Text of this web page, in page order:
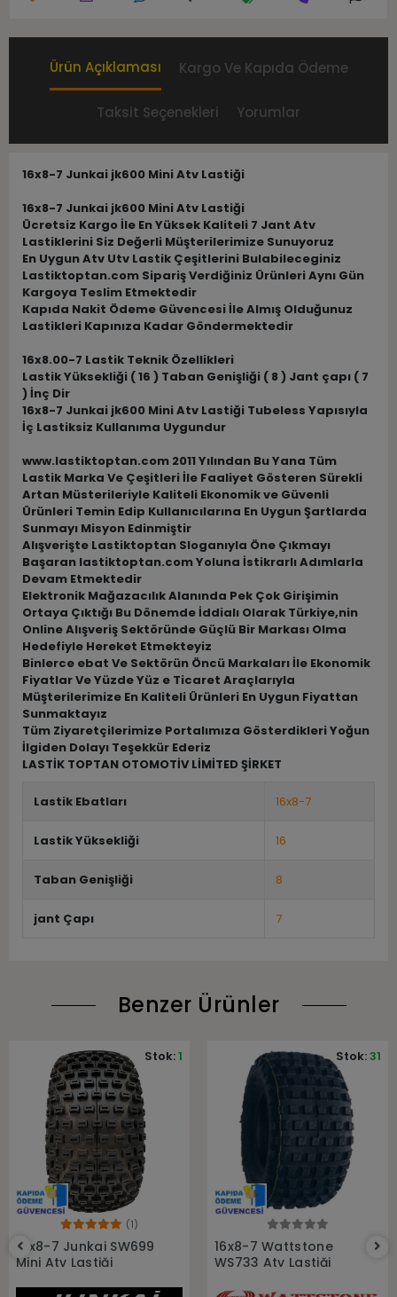
Ürün Açıklaması Kargo Ve Kapıda Ödeme
Taksit Seçenekleri Yorumlar
16x8-7 Junkai jk600 Mini Atv Lastiği
16x8-7 Junkai jk600 Mini Atv Lastiği
Ücretsiz Kargo İle En Yüksek Kaliteli 7 Jant Atv
Lastiklerini Siz Değerli Müşterilerimize Sunuyoruz
En Uygun Atv Utv Lastik Çeşitlerini Bulabileceginiz
Lastiktoptan.com Sipariş Verdiğiniz Ürünleri Aynı Gün
Kargoya Teslim Etmektedir
Kapıda Nakit Ödeme Güvencesi İle Almış Olduğunuz
Lastikleri Kapınıza Kadar Göndermektedir
16x8.00-7 Lastik Teknik Özellikleri
Lastik Yüksekliği ( 16 ) Taban Genişliği ( 8 ) Jant çapı ( 7
) İnç Dir
16x8-7 Junkai jk600 Mini Atv Lastiği Tubeless Yapısıyla
İç Lastiksiz Kullanıma Uygundur
www.lastiktoptan.com 2011 Yılından Bu Yana Tüm
Lastik Marka Ve Çeşitleri İle Faaliyet Gösteren Sürekli
Artan Müsterileriyle Kaliteli Ekonomik ve Güvenli
Ürünleri Temin Edip Kullanıcılarına En Uygun Şartlarda
Sunmayı Misyon Edinmiştir
Alışverişte Lastiktoptan Sloganıyla Öne Çıkmayı
Başaran lastiktoptan.com Yoluna İstikrarlı Adımlarla
Devam Etmektedir
Elektronik Mağazacılık Alanında Pek Çok Girişimin
Ortaya Çıktığı Bu Dönemde İddialı Olarak Türkiye,nin
Online Alışveriş Sektöründe Güçlü Bir Markası Olma
Hedefiyle Hereket Etmekteyiz
Binlerce ebat Ve Sektörün Öncü Markaları İle Ekonomik
Fiyatlar Ve Yüzde Yüz e Ticaret Araçlarıyla
Müşterilerimize En Kaliteli Ürünleri En Uygun Fiyattan
Sunmaktayız
Tüm Ziyaretçilerimize Portalımıza Gösterdikleri Yoğun
İlgiden Dolayı Teşekkür Ederiz
LASTİK TOPTAN OTOMOTİV LİMİTED ŞİRKET
Lastik Ebatları 16x8-7
Lastik Yüksekliği 16
Taban Genişliği 8
jant Çapı 7
Benzer Ürünler
(1)
16x8-7 Junkai SW699
Mini Atv Lastiği
Stok:1
16x8-7 Wattstone
WS733 Atv Lastiği
Stok:31